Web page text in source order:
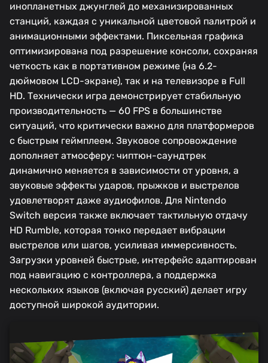
инопланетных джунглей до механизированных
станций, каждая с уникальной цветовой палитрой и
анимационными эффектами. Пиксельная графика
оптимизирована под разрешение консоли, сохраняя
четкость как в портативном режиме (на 6.2-
дюймовом LCD-экране), так и на телевизоре в Full
HD. Технически игра демонстрирует стабильную
производительность — 60 FPS в большинстве
ситуаций, что критически важно для платформеров
с быстрым геймплеем. Звуковое сопровождение
дополняет атмосферу: чиптюн-саундтрек
динамично меняется в зависимости от уровня, а
звуковые эффекты ударов, прыжков и выстрелов
удовлетворят даже аудиофилов. Для Nintendo
Switch версия также включает тактильную отдачу
HD Rumble, которая тонко передает вибрации
выстрелов или шагов, усиливая иммерсивность.
Загрузки уровней быстрые, интерфейс адаптирован
под навигацию с контроллера, а поддержка
нескольких языков (включая русский) делает игру
доступной широкой аудитории.